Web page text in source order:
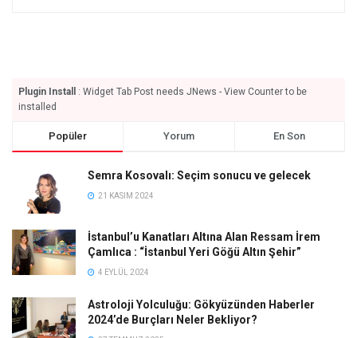
Plugin Install
: Widget Tab Post needs JNews - View Counter to be
installed
Popüler Yorum En Son
Semra Kosovalı: Seçim sonucu ve gelecek
21 KASIM 2024
İstanbul’u Kanatları Altına Alan Ressam İrem
Çamlıca : “İstanbul Yeri Göğü Altın Şehir”
4 EYLÜL 2024
Astroloji Yolculuğu: Gökyüzünden Haberler
2024’de Burçları Neler Bekliyor?